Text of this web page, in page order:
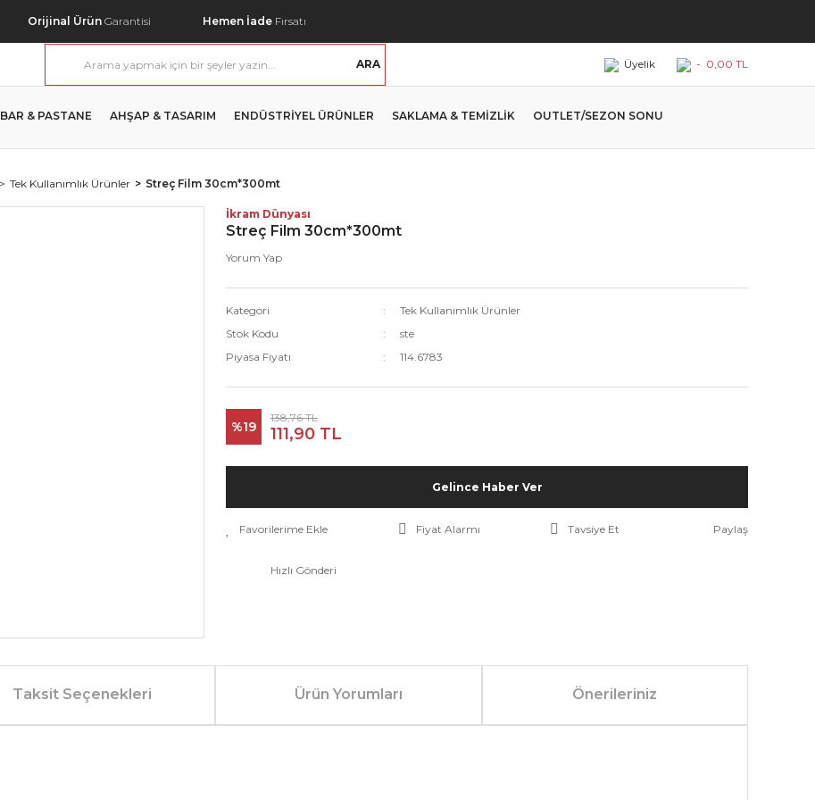
Orijinal Ürün Garantisi Hemen İade Fırsatı
ARA Üyelik - 0,00 TL
BAR & PASTANE AHŞAP & TASARIM ENDÜSTRİYEL ÜRÜNLER SAKLAMA & TEMİZLİK OUTLET/SEZON SONU
Tek Kullanımlık Ürünler Streç Film 30cm*300mt
İkram Dünyası
Streç Film 30cm*300mt
Yorum Yap
Kategori
Tek Kullanımlık Ürünler
Stok Kodu
ste
Piyasa Fiyatı
114.6783
%19
138,76 TL
111,90 TL
Gelince Haber Ver
Fiyat Alarmı Tavsiye Et Paylaş
Hızlı Gönderi
Taksit Seçenekleri Ürün Yorumları Önerileriniz